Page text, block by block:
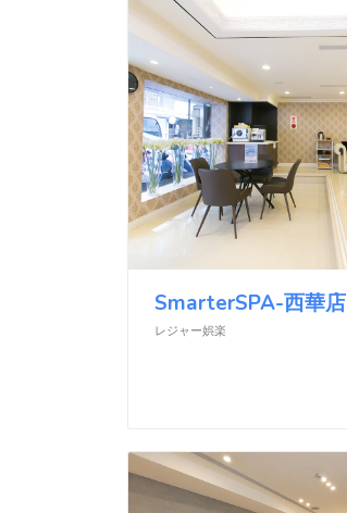
SmarterSPA-西華店
レジャー娯楽